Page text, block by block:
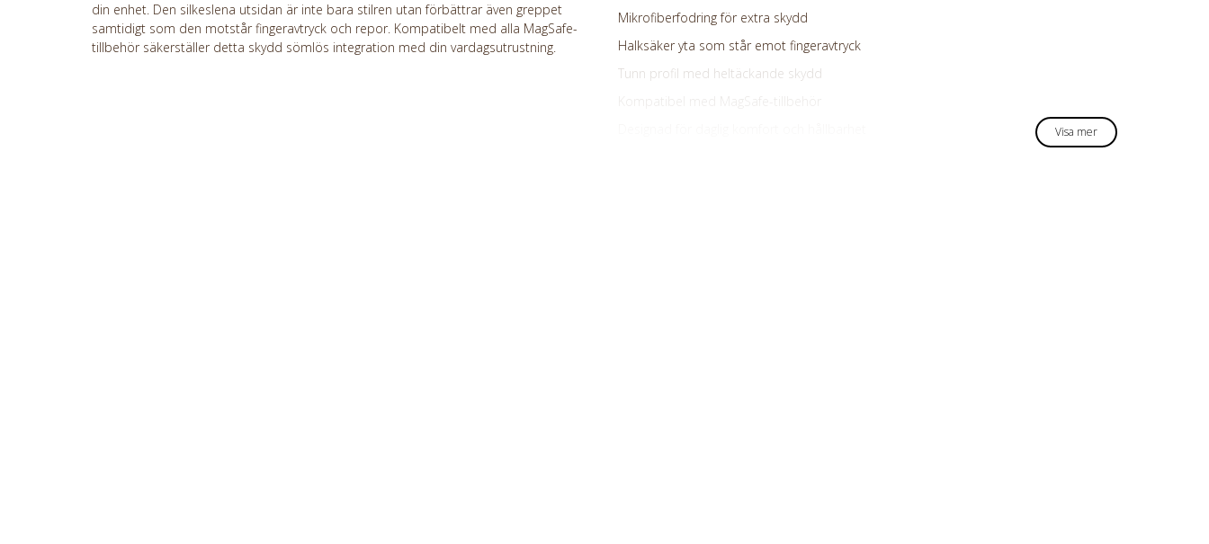
din enhet. Den silkeslena utsidan är inte bara stilren utan förbättrar även greppet
samtidigt som den motstår fingeravtryck och repor. Kompatibelt med alla MagSafe-
tillbehör säkerställer detta skydd sömlös integration med din vardagsutrustning.
Mikrofiberfodring för extra skydd
Halksäker yta som står emot fingeravtryck
Tunn profil med heltäckande skydd
Kompatibel med MagSafe-tillbehör
Visa mer